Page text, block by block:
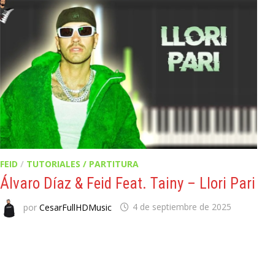
FEID / TUTORIALES / PARTITURA
Álvaro Díaz & Feid Feat. Tainy – Llori Pari
por CesarFullHDMusic 4 de septiembre de 2025